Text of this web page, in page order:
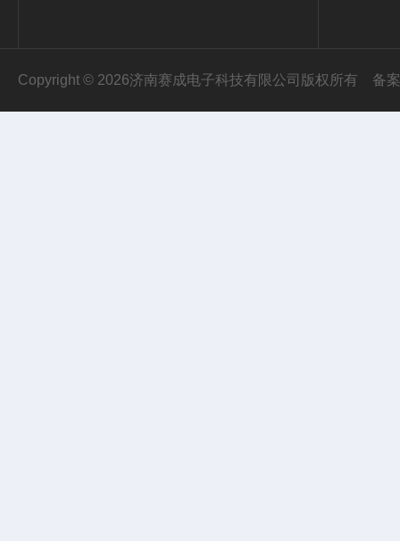
Copyright © 2026济南赛成电子科技有限公司版权所有 备